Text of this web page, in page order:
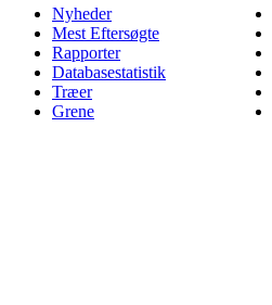
Nyheder
Mest Eftersøgte
Rapporter
Databasestatistik
Træer
Grene